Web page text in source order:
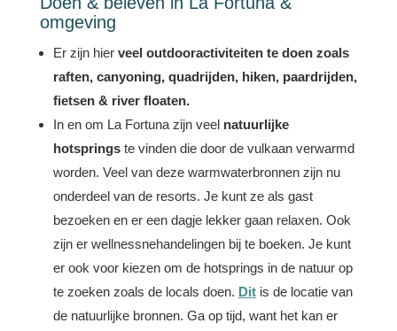
omgeving
Er zijn hier veel outdooractiviteiten te doen zoals
raften, canyoning, quadrijden, hiken, paardrijden,
fietsen & river floaten.
In en om La Fortuna zijn veel natuurlijke
hotspringste vinden die door de vulkaan verwarmd
worden. Veel van deze warmwaterbronnen zijn nu
onderdeel van de resorts. Je kunt ze als gast
bezoeken en er een dagje lekker gaan relaxen. Ook
zijn er wellnessnehandelingen bij te boeken. Je kunt
er ook voor kiezen om de hotsprings in de natuur op
te zoeken zoals de locals doen. Ditis de locatie van
de natuurlijke bronnen. Ga op tijd, want het kan er